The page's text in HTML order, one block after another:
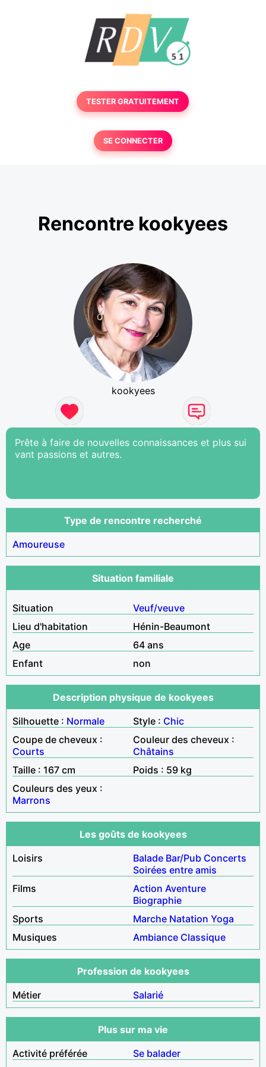
TESTER GRATUITEMENT
SE CONNECTER
Rencontre kookyees
kookyees
Prête à faire de nouvelles connaissances et plus sui
vant passions et autres.
Type de rencontre recherché
Amoureuse
Situation familiale
Situation
Veuf/veuve
Lieu d'habitation
Hénin-Beaumont
Age
64 ans
Enfant
non
Description physique de kookyees
Silhouette : Normale Style : Chic
Coupe de cheveux :
Courts
Couleur des cheveux :
Châtains
Taille : 167 cm
Poids : 59 kg
Couleurs des yeux :
Marrons
Les goûts de kookyees
Loisirs
Balade Bar/Pub Concerts
Soirées entre amis
Films
Action Aventure
Biographie
Sports
Marche Natation Yoga
Musiques
Ambiance Classique
Profession de kookyees
Métier
Salarié
Plus sur ma vie
Activité préférée
Se balader